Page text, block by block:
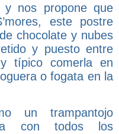
y nos propone que
este postre
chocolate y nubes
y puesto entre
típico comerla en
o fogata en la
un trampantojo
con todos los